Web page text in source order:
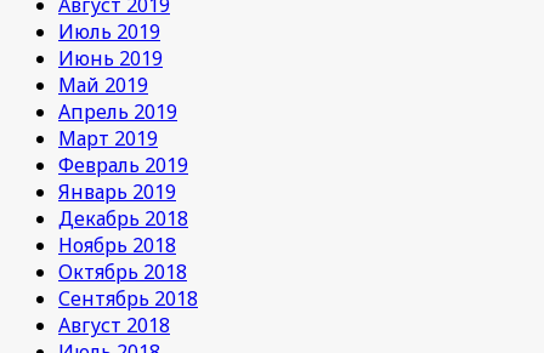
Июль 2019
Июнь 2019
Май 2019
Апрель 2019
Март 2019
Февраль 2019
Январь 2019
Декабрь 2018
Ноябрь 2018
Октябрь 2018
Сентябрь 2018
Август 2018